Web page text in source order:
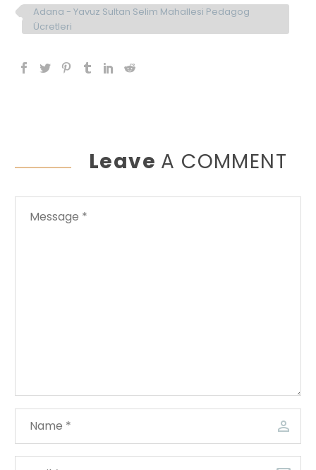
Adana - Yavuz Sultan Selim Mahallesi Pedagog
Ücretleri
Leave A COMMENT